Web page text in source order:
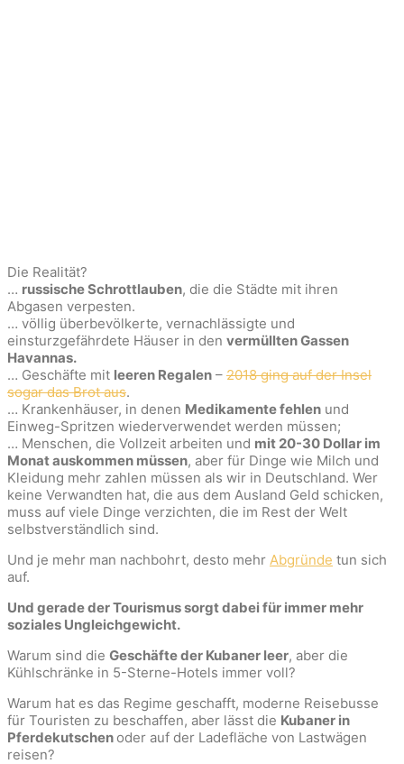
Die Realität?
… russische Schrottlauben, die die Städte mit ihren
Abgasen verpesten.
… völlig überbevölkerte, vernachlässigte und
einsturzgefährdete Häuser in den vermüllten Gassen
Havannas.
… Geschäfte mit leeren Regalen – 2018 ging auf der Insel
sogar das Brot aus.
… Krankenhäuser, in denen Medikamente fehlen und
Einweg-Spritzen wiederverwendet werden müssen;
… Menschen, die Vollzeit arbeiten und mit 20-30 Dollar im
Monat auskommen müssen, aber für Dinge wie Milch und
Kleidung mehr zahlen müssen als wir in Deutschland. Wer
keine Verwandten hat, die aus dem Ausland Geld schicken,
muss auf viele Dinge verzichten, die im Rest der Welt
selbstverständlich sind.
Und je mehr man nachbohrt, desto mehr Abgründe tun sich
auf.
Und gerade der Tourismus sorgt dabei für immer mehr
soziales Ungleichgewicht.
Warum sind die Geschäfte der Kubaner leer, aber die
Kühlschränke in 5-Sterne-Hotels immer voll?
Warum hat es das Regime geschafft, moderne Reisebusse
für Touristen zu beschaffen, aber lässt die Kubaner in
Pferdekutschen oder auf der Ladefläche von Lastwägen
reisen?